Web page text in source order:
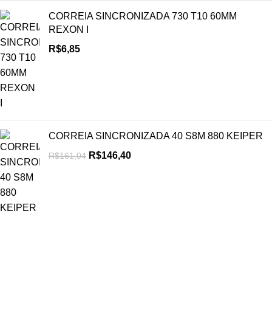
CORREIA SINCRONIZADA 730 T10 60MM
REXON I
R$6,85
CORREIA SINCRONIZADA 40 S8M 880 KEIPER
R$161,04 R$146,40